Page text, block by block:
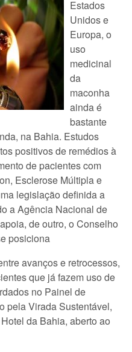
Estados
Unidos e
Europa, o
uso
medicinal
da
maconha
ainda é
bastante
na Bahia. Estudos
positivos de remédios à
de pacientes com
Esclerose Múltipla e
legislação definida a
a Agência Nacional de
de outro, o Conselho
posiciona
avanços e retrocessos,
que já fazem uso de
no Painel de
pela Virada Sustentável,
da Bahia, aberto ao